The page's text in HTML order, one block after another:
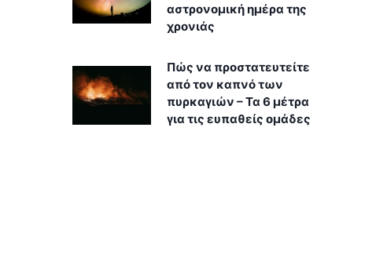
αστρονομική ημέρα της
χρονιάς
Πώς να προστατευτείτε
από τον καπνό των
πυρκαγιών – Τα 6 μέτρα
για τις ευπαθείς ομάδες